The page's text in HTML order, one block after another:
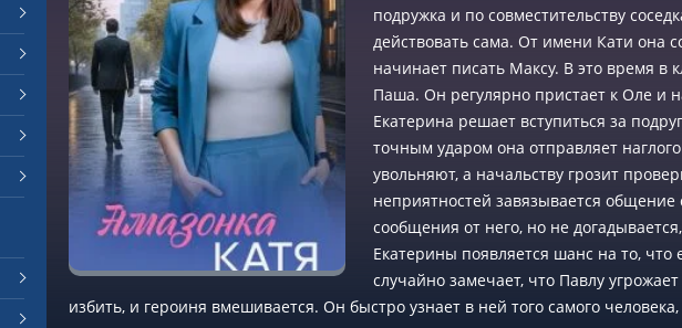
подружка и по совместительству
действовать сама. От имени Кати она
начинает писать Максу. В это время в
Паша. Он регулярно пристает к Оле и
Екатерина решает вступиться за
точным ударом она отправляет
увольняют, а начальству грозит
неприятностей завязывается
сообщения от него, но не
Екатерины появляется шанс на то,
случайно замечает, что Павлу
избить, и героиня вмешивается. Он быстро узнает в ней того самого